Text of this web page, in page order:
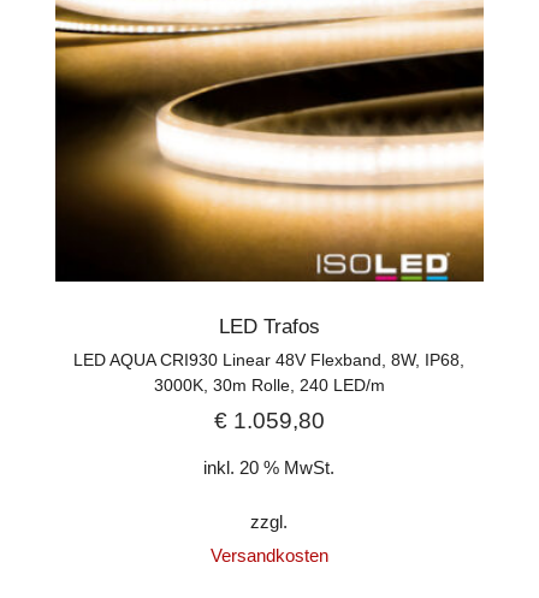
LED Trafos
LED AQUA CRI930 Linear 48V Flexband, 8W, IP68,
3000K, 30m Rolle, 240 LED/m
€1.059,80
inkl. 20 % MwSt.
zzgl.
Versandkosten